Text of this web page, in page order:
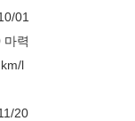
01
마력
l
20